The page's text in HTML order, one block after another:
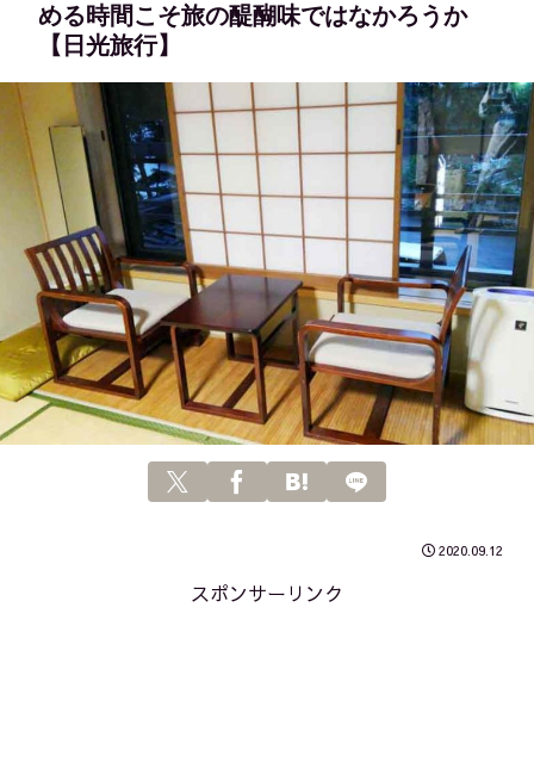
める時間こそ旅の醍醐味ではなかろうか
【日光旅行】
2020.09.12
スポンサーリンク